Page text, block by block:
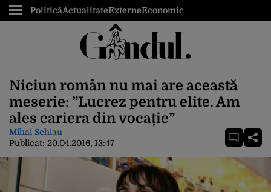
PoliticăActualitateExterneEconomic
Niciun român nu mai are această
meserie: ”Lucrez pentru elite. Am
ales cariera din vocație”
Mihai Schiau
Publicat: 20.04.2016, 13:47